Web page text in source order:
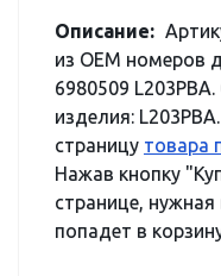
Описание:
из OEM
6980509
изделия:
страницу товара
Нажав кнопку
странице,
попадет в